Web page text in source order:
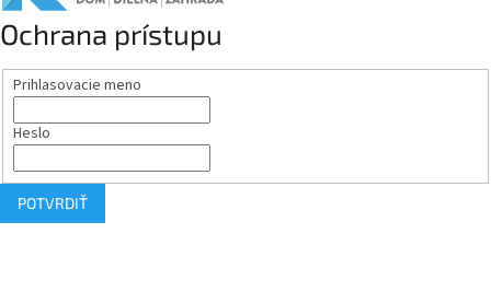
Ochrana prístupu
Prihlasovacie meno
Heslo
POTVRDIŤ